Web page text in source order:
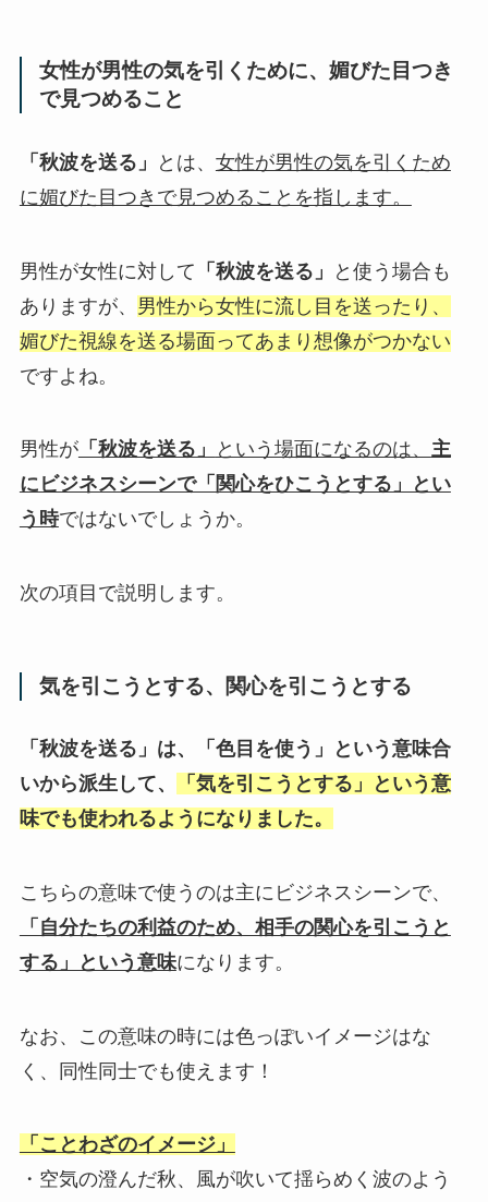
女性が男性の気を引くために、媚びた目つき
で見つめること
「秋波を送る」 とは、 女性が男性の気を引くため
に媚びた目つきで見つめることを指します。
男性が女性に対して 「秋波を送る」
と使う場合も
ありますが、 男性から女性に流し目を送ったり、
媚びた視線を送る場面ってあまり想像がつかない
ですよね。
男性が「秋波を送る」 という場面になるのは、 主
にビジネスシーンで「関心をひこうとする」とい
う時ではないでしょうか。
次の項目で説明します。
気を引こうとする、関心を引こうとする
「秋波を送る」は、「色目を使う」という意味合
いから派生して、
「気を引こうとする」という意
味でも使われるようになりました。
こちらの意味で使うのは主にビジネスシーンで、
「自分たちの利益のため、相手の関心を引こうと
する」という意味になります。
なお、この意味の時には色っぽいイメージはな
く、同性同士でも使えます！
「ことわざのイメージ」
・空気の澄んだ秋、風が吹いて揺らめく波のよう